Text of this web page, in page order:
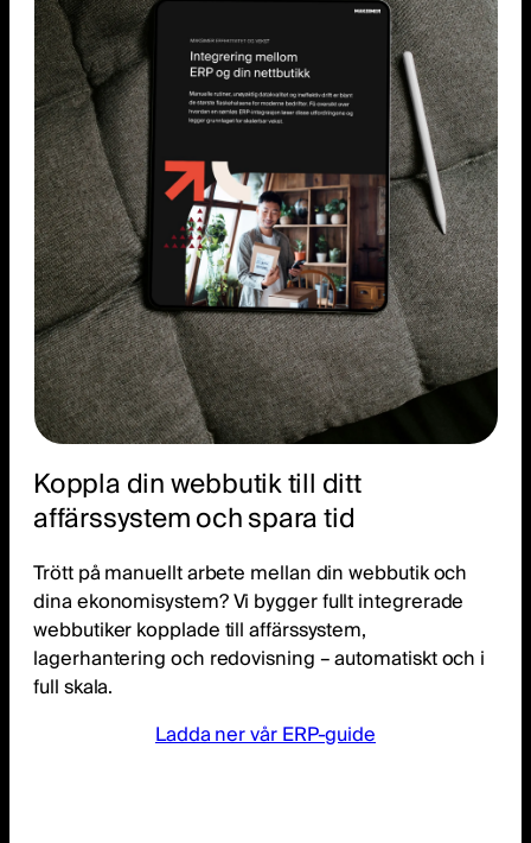
Koppla din webbutik till ditt
affärssystem och spara tid
Trött på manuellt arbete mellan din webbutik och
dina ekonomisystem? Vi bygger fullt integrerade
webbutiker kopplade till affärssystem,
lagerhantering och redovisning – automatiskt och i
full skala.
Ladda ner vår ERP-guide